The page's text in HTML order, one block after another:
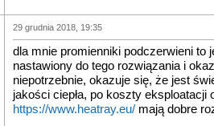
29 grudnia 2018, 19:35
dla mnie promienniki podczerwieni to
nastawiony do tego rozwiązania i
niepotrzebnie, okazuje się, że jest
jakości ciepła, po koszty eksploatacji
https://www.heatray.eu/ mają dobre